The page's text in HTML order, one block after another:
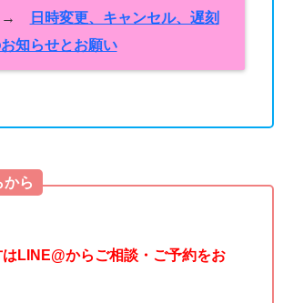
→
日時変更、キャンセル、遅刻
知らせとお願い
から
LINE@からご相談・ご予約をお